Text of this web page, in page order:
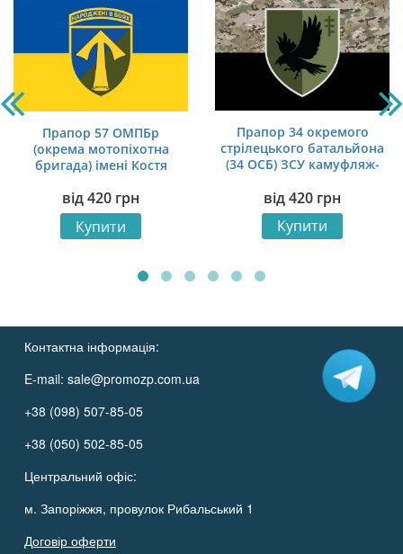
Прапор 57 ОМПБр
(окрема мотопіхотна
бригада) імені Костя
жовтий
від420 грн
Купити
Прапор 34 окремого
стрілецького батальйона
(34 ОСБ) ЗСУ камуфляж-
від420 грн
Купити
Контактна інформація:
E-mail: sale@promozp.com.ua
+38 (098) 507-85-05
+38 (050) 502-85-05
Центральний офіс:
м. Запоріжжя, провулок Рибальський 1
Договір оферти